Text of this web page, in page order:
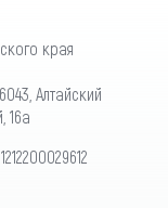
края
Алтайский
16а